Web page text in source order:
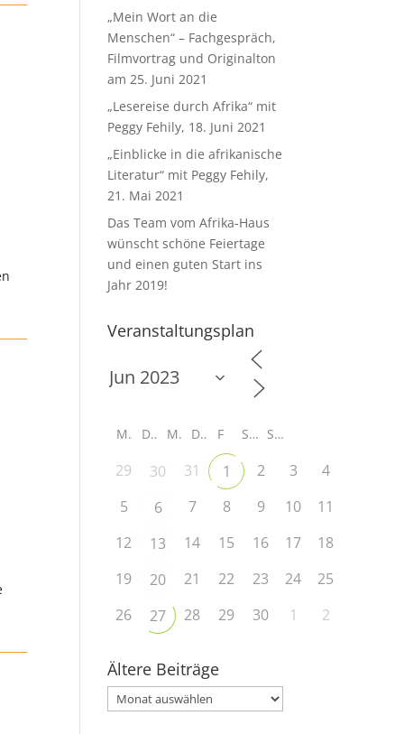
„Mein Wort an die
Menschen“ – Fachgespräch,
Filmvortrag und Originalton
am 25. Juni 2021
„Lesereise durch Afrika“ mit
Peggy Fehily, 18. Juni 2021
„Einblicke in die afrikanische
Literatur“ mit Peggy Fehily,
21. Mai 2021
Das Team vom Afrika-Haus
wünscht schöne Feiertage
und einen guten Start ins
Jahr 2019!
Veranstaltungsplan
M D M D F S S
29 30 31 1 2 3
4
5
6 7 8 9 10
11
12
13 14 15 16 17
18
19
20 21 22 23 24
25
26
27 28 29 30 1 2
Ältere Beiträge
Ältere
Beiträge